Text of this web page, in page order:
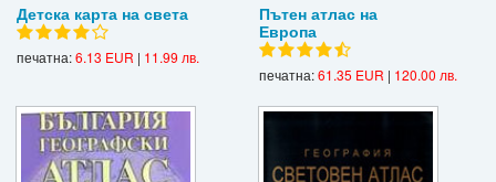
Детска карта на света
печатна:6.13 EUR | 11.99 лв.
Пътен атлас на
Европа
печатна:61.35 EUR | 120.00 лв.